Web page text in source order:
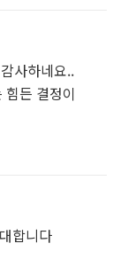
사하네요..
힘든 결정이
합니다